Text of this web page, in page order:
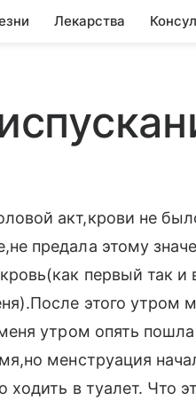
Лекарства
акт,крови не
предала этому
первый так и
этого утром
утром опять
менструация
в туалет. Что